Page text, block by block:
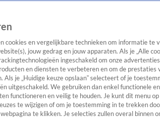
cookies en vergelijkbare technieken om informatie te
jouw gedrag en jouw apparaten. Als je „Alle
ingeschakeld om onze
en diensten te verbeteren en om de prestaties
je „Huidige keuze opslaan” selecteert of je
uitgeschakeld. We gebruiken dan enkel functionele
functioneren en veilig te houden. Je kunt dit menu
te wijzigen of om je toestemming in te trekken
te klikken. Je selecties zullen overal binnen